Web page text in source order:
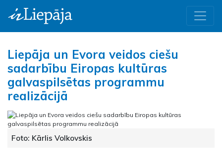
Liepāja un Evora veidos ciešu
sadarbību Eiropas kultūras
galvaspilsētas programmu
realizācijā
Foto: Kārlis Volkovskis